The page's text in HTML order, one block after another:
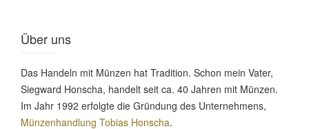
Über uns
Das Handeln mit Münzen hat Tradition. Schon mein Vater,
Siegward Honscha, handelt seit ca. 40 Jahren mit Münzen.
Im Jahr 1992 erfolgte die Gründung des Unternehmens,
Münzenhandlung Tobias Honscha.